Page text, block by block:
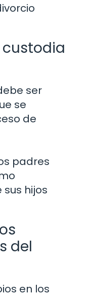
custodia
ser
se
de
padres
hijos
del
en los